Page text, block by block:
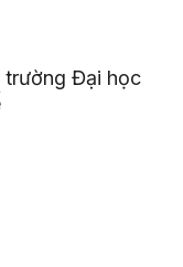
trường Đại học